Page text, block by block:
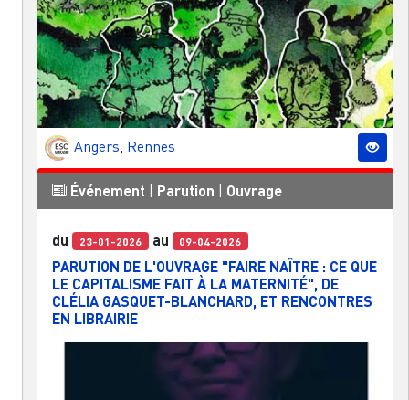
Angers Rennes
Événement | Parution | Ouvrage
du 23-01-2026 au 09-04-2026
PARUTION DE L'OUVRAGE "FAIRE NAÎTRE : CE QUE
LE CAPITALISME FAIT À LA MATERNITÉ", DE
CLÉLIA GASQUET-BLANCHARD, ET RENCONTRES
EN LIBRAIRIE